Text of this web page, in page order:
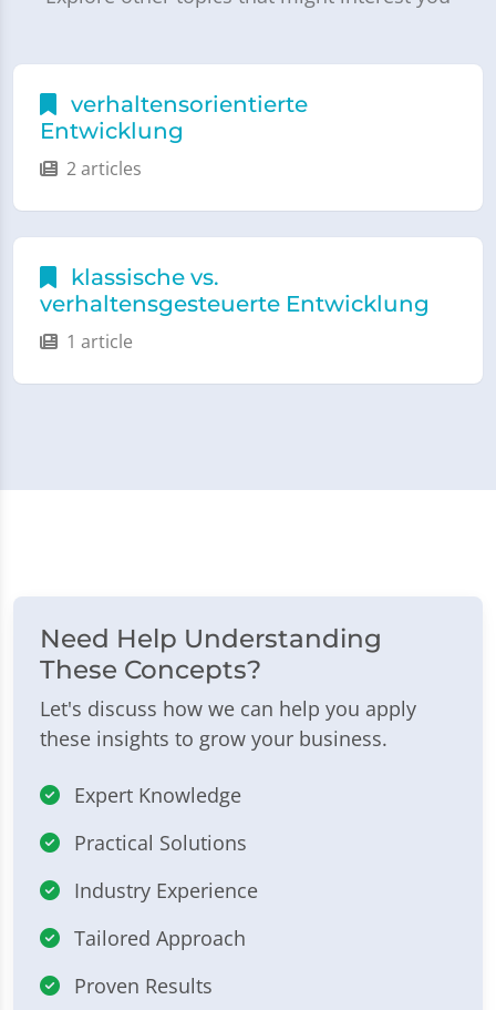
verhaltensorientierte
Entwicklung
2 articles
klassische vs.
verhaltensgesteuerte Entwicklung
1 article
Need Help Understanding
These Concepts?
Let's discuss how we can help you apply
these insights to grow your business.
Expert Knowledge
Practical Solutions
Industry Experience
Tailored Approach
Proven Results